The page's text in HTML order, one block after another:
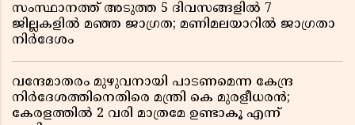
സംസ്ഥാനത്ത് അടുത്ത 5 ദിവസങ്ങളിൽ 7
ജില്ലകളിൽ മഞ്ഞ ജാഗ്രത; മണിമലയാറിൽ ജാഗ്രതാ
നിർദേശം
വന്ദേമാതരം മുഴുവനായി പാടണമെന്ന കേന്ദ്ര
നിർദേശത്തിനെതിരെ മന്ത്രി കെ മുരളീധരൻ;
കേരളത്തിൽ 2 വരി മാത്രമേ ഉണ്ടാകൂ എന്ന്